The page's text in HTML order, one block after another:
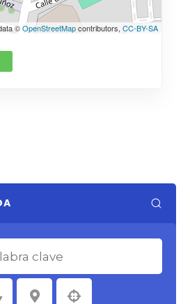
©OpenStreetMapcontributors, CC-BY-SA
Seleccione la ubicación